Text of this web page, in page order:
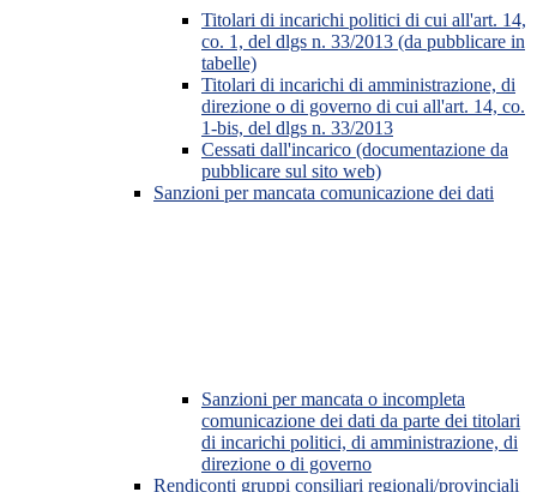
Titolari di incarichi politici di cui all'art. 14,
co. 1, del dlgs n. 33/2013 (da pubblicare in
tabelle)
Titolari di incarichi di amministrazione, di
direzione o di governo di cui all'art. 14, co.
1-bis, del dlgs n. 33/2013
Cessati dall'incarico (documentazione da
pubblicare sul sito web)
Sanzioni per mancata comunicazione dei dati
Sanzioni per mancata o incompleta
comunicazione dei dati da parte dei titolari
di incarichi politici, di amministrazione, di
direzione o di governo
Rendiconti gruppi consiliari regionali/provinciali